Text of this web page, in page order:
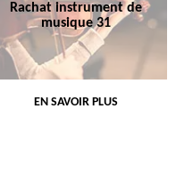
Rachat instrument de
musique 31
EN SAVOIR PLUS